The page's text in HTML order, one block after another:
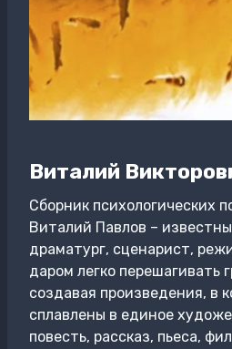
Виталий
Сборник психологических
Виталий Павлов –
драматург, сценарист,
даром легко перешагивать
создавая произведения, в
сплавлены в единое
повесть, рассказ, пьеса,